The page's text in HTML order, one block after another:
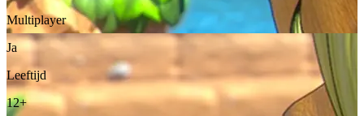
Multiplayer
Ja
Leeftijd
12+